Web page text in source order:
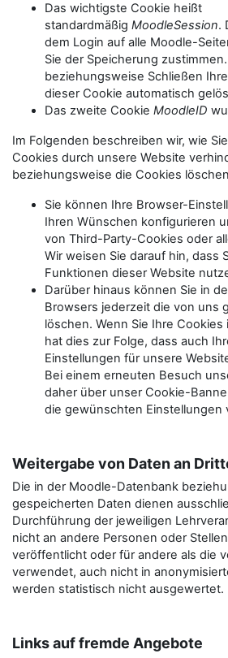
Das wichtigste Cookie heißt
standardmäßig MoodleSession.
dem Login auf alle Moodle-
Sie der Speicherung
beziehungsweise Schließen
dieser Cookie automatisch
Das zweite Cookie MoodleID
Im Folgenden beschreiben wir, wie
Cookies durch unsere Website
beziehungsweise die Cookies
Sie können Ihre Browser-
Ihren Wünschen konfigurieren
von Third-Party-Cookies oder
Wir weisen Sie darauf hin, dass
Funktionen dieser Website
Darüber hinaus können Sie in
Browsers jederzeit die von uns
löschen. Wenn Sie Ihre
hat dies zur Folge, dass auch
Einstellungen für unsere
Bei einem erneuten Besuch
daher über unser Cookie-
die gewünschten Einstellungen
Weitergabe von Daten an
Die in der Moodle-Datenbank
gespeicherten Daten dienen
Durchführung der jeweiligen
nicht an andere Personen oder
veröffentlicht oder für andere als die
verwendet, auch nicht in
werden statistisch nicht ausgewertet.
Links auf fremde Angebote